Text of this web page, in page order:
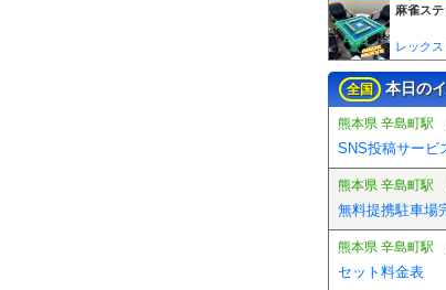
麻雀ス
全国 本日の
熊本県 辛島町駅
SNS投稿サービ
熊本県 辛島町駅
無料提携駐車場
熊本県 辛島町駅
セット料金表